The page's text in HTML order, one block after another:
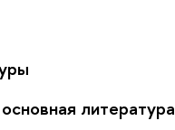
литература